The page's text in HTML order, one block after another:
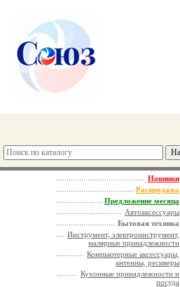
Новинки
Распродажа
Предложение месяца
Автоаксессуары
Бытовая техника
Инструмент, электроинструмент,
малярные принадлежности
Компьютерные аксессуары,
антенны, ресиверы
Кухонные принадлежности и
посуда